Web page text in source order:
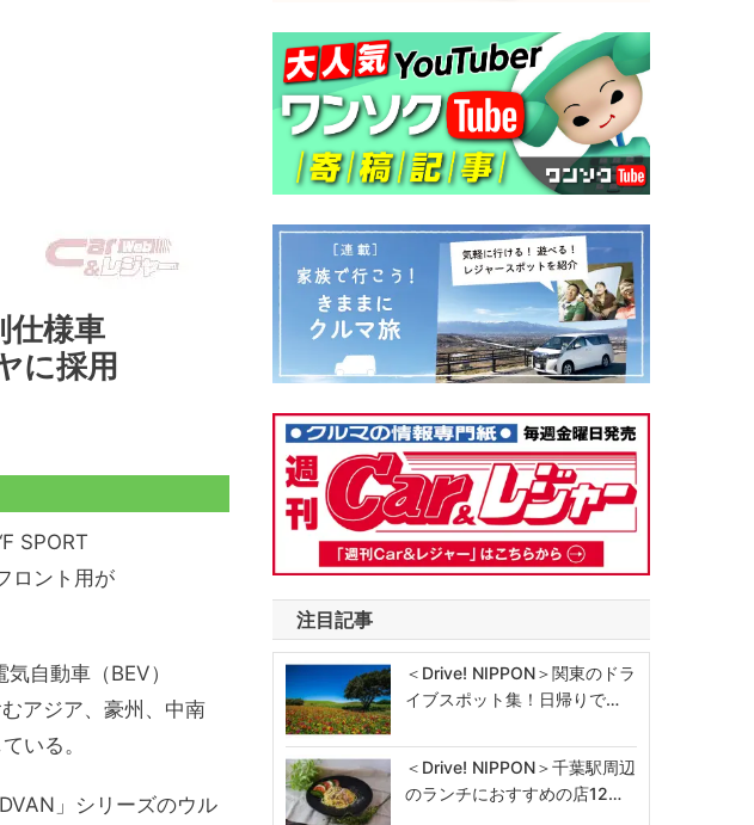
仕様車
に採用
SPORT
ロント用が
自動車（BEV）
アジア、豪州、中南
いる。
」シリーズのウル
注目記事
＜Drive! NIPPON＞関東のドラ
イブスポット集！日帰りで…
＜Drive! NIPPON＞千葉駅周辺
のランチにおすすめの店12…